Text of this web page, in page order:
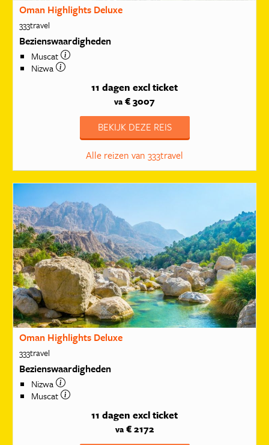
Oman Highlights Deluxe
333travel
Bezienswaardigheden
Muscat
Nizwa
11 dagen excl ticket
va € 3007
BEKIJK DEZE REIS
Alle reizen van 333travel
Oman Highlights Deluxe
333travel
Bezienswaardigheden
Nizwa
Muscat
11 dagen excl ticket
va€ 2172